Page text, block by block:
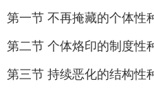
第一节 不再掩藏的个体性
第二节 个体烙印的制度性
第三节 持续恶化的结构性